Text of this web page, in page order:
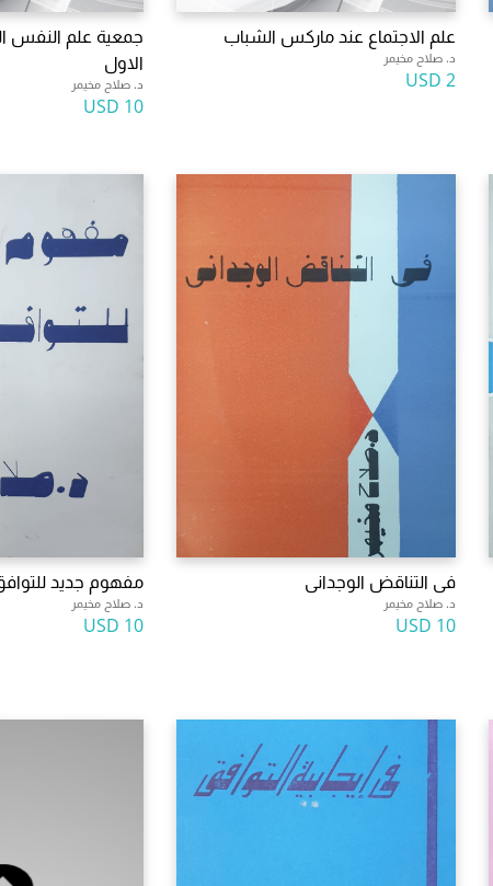
علم الاجتماع عند ماركس الشباب
د. صلاح مخيمر
2 USD
جمعية علم النفس
الاول
د. صلاح مخيمر
10 USD
فى التناقض الوجدانى
د. صلاح مخيمر
10 USD
مفهوم جديد
د. صلاح مخيمر
10 USD